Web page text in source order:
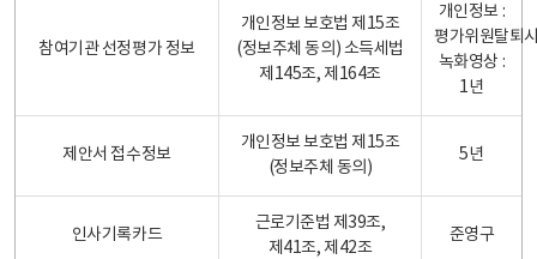
참여기관 선정평가 정보
개인정보 보호법 제15조
(정보주체 동의) 소득세법
제145조, 제164조
개인정보 :
평가위원탈퇴
녹화영상 :
1년
제안서 접수정보
개인정보 보호법 제15조
(정보주체 동의)
5년
인사기록카드
근로기준법 제39조,
제41조, 제42조
준영구